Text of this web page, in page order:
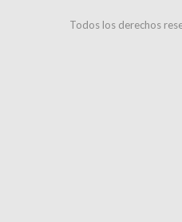
Todos los derechos